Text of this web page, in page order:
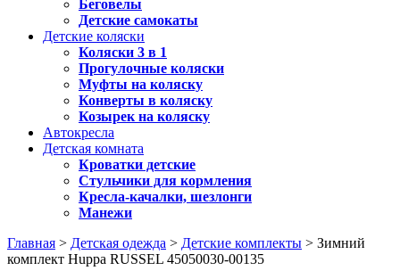
Беговелы
Детские самокаты
Детские коляски
Коляски 3 в 1
Прогулочные коляски
Муфты на коляску
Конверты в коляску
Козырек на коляску
Автокресла
Детская комната
Кроватки детские
Стульчики для кормления
Кресла-качалки, шезлонги
Манежи
Главная > Детская одежда > Детские комплекты > Зимний
комплект Huppa RUSSEL 45050030-00135